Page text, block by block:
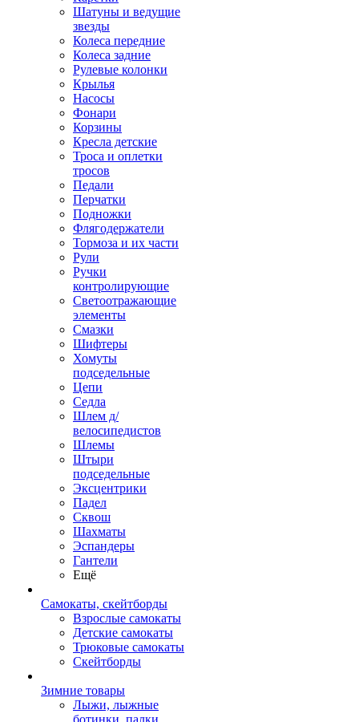
Шатуны и ведущие
звезды
Колеса передние
Колеса задние
Рулевые колонки
Крылья
Насосы
Фонари
Корзины
Кресла детские
Троса и оплетки
тросов
Педали
Перчатки
Подножки
Флягодержатели
Тормоза и их части
Рули
Ручки
контролирующие
Светоотражающие
элементы
Смазки
Шифтеры
Хомуты
подседельные
Цепи
Седла
Шлем д/
велосипедистов
Шлемы
Штыри
подседельные
Эксцентрики
Падел
Сквош
Шахматы
Эспандеры
Гантели
Ещё
Самокаты, скейтборды
Взрослые самокаты
Детские самокаты
Трюковые самокаты
Скейтборды
Зимние товары
Лыжи, лыжные
ботинки, палки